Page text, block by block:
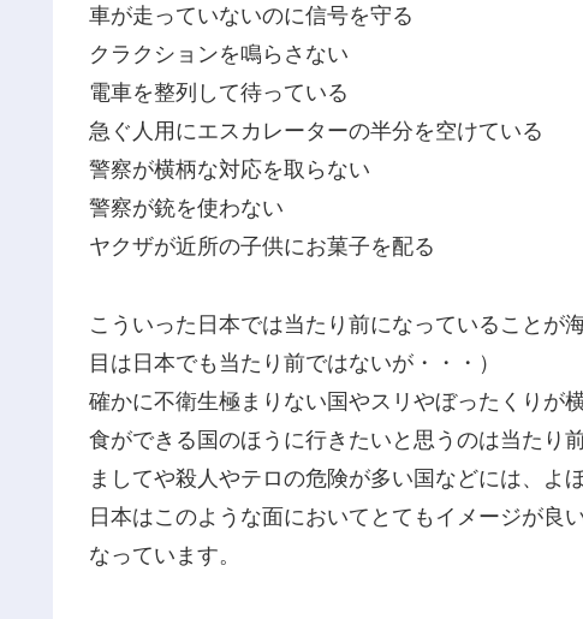
車が走っていないのに信号を守る
クラクションを鳴らさない
電車を整列して待っている
急ぐ人用にエスカレーターの半分を空けている
警察が横柄な対応を取らない
警察が銃を使わない
ヤクザが近所の子供にお菓子を配る
こういった日本では当たり前になっていることが
目は日本でも当たり前ではないが・・・）
確かに不衛生極まりない国やスリやぼったくりが
食ができる国のほうに行きたいと思うのは当たり前
ましてや殺人やテロの危険が多い国などには、よ
日本はこのような面においてとてもイメージが良
なっています。